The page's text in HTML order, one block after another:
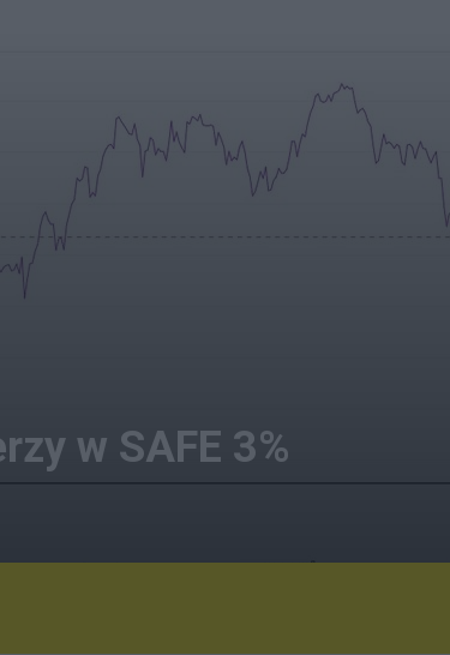
w SAFE 3%